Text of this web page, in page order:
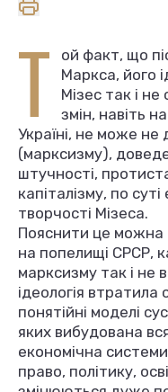
Т
ой факт, що
Маркса, його
Мізес так і
змін, навіть
Україні, не може не
(марксизму),
штучності,
капіталізму, по
творчості Мізеса.
Пояснити це можна
на попелищі СРСР,
марксизму так і не
ідеологія втратила
понятійні моделі
яких вибудована
економічна
право, політику,